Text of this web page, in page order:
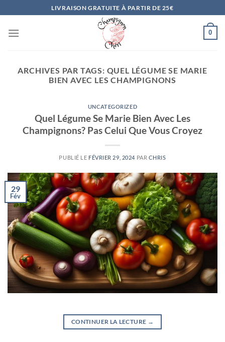
au
contenu
LIVRAISON GRATUITE À PARTIR DE 25€
0
ARCHIVES PAR TAGS: QUEL LÉGUME SE MARIE
BIEN AVEC LES CHAMPIGNONS
UNCATEGORIZED
Quel Légume Se Marie Bien Avec Les
Champignons? Pas Celui Que Vous Croyez
PUBLIÉ LE FÉVRIER 29, 2024 PAR CHRIS
29
Fév
CONTINUER LA LECTURE →